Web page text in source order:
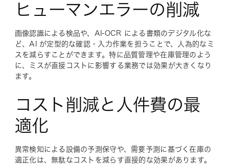
ヒューマンエラーの削減
画像認識による検品や、AI-OCR による書類のデジタル化な
ど、AI が定型的な確認・入力作業を担うことで、人為的なミ
スを減らすことができます。特に品質管理や在庫管理のよう
に、ミスが直接コストに影響する業務では効果が大きくなり
ます。
コスト削減と人件費の最
適化
異常検知による設備の予測保守や、需要予測に基づく在庫の
適正化は、無駄なコストを減らす直接的な効果があります。